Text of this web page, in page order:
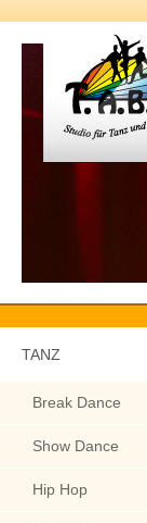
TANZ
Break Dance
Show Dance
Hip Hop